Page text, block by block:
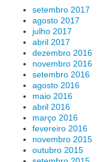
setembro 2017
agosto 2017
julho 2017
abril 2017
dezembro 2016
novembro 2016
setembro 2016
agosto 2016
maio 2016
abril 2016
março 2016
fevereiro 2016
novembro 2015
outubro 2015